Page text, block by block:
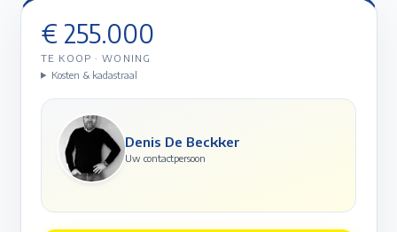
€ 255.000
TE KOOP · WONING
Kosten & kadastraal
Denis De Beckker
Uw contactpersoon